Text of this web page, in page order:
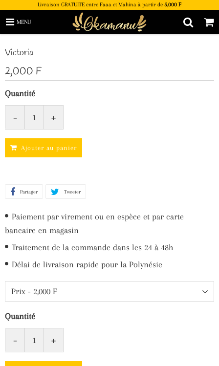
Livraison GRATUITE entre Faaa et Mahina à partir de 5,000 F
MENU
Victoria
2,000 F
Quantité
+
-
Ajouter au panier
Partager Partager
Facebook
Tweeter
Twitter
Paiement par virement ou en espèce et par carte
bancaire en magasin
Traitement de la commande dans les 24 à 48h
Délai de livraison rapide pour la Polynésie
Quantité
+
-